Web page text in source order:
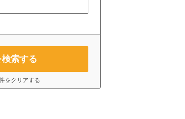
索する
をクリアする